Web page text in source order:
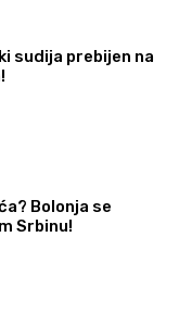
sudija prebijen na
Bolonja se
Srbinu!